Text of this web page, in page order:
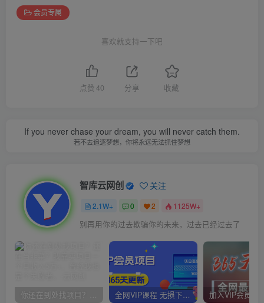
会员专属
喜欢就支持一下吧
点赞40 分享 收藏
If you never chase your dream, you will never catch them.
若不去追逐梦想，你将永远无法抓住梦想
智库云网创 关注
2.1W+ 0 2 1125W+
别再用你的过去欺骗你的未来，过去已经过去了
你还在到处找项目？还在当韭菜？我靠卖项目一个月收入5万+，曾经我也是个失败者。 全网VIP课程 无损下载~